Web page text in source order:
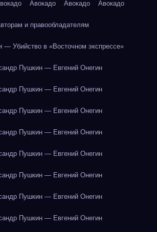
Авокадо Авокадо Авокадо
и правообладателям
— Убийство в «Восточном экспрессе»
Пушкин — Евгений Онегин
Пушкин — Евгений Онегин
Пушкин — Евгений Онегин
Пушкин — Евгений Онегин
Пушкин — Евгений Онегин
Пушкин — Евгений Онегин
Пушкин — Евгений Онегин
Пушкин — Евгений Онегин